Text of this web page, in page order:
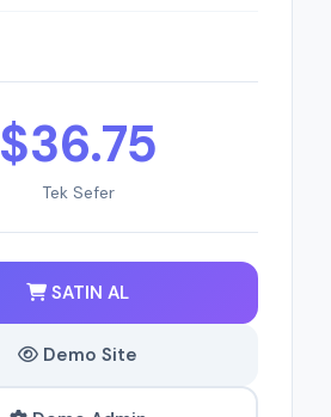
$36.75
Tek Sefer
SATIN AL
Demo Site